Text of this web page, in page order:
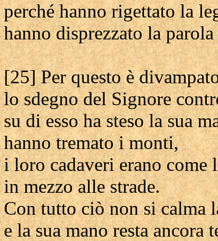
perché hanno rigettato la
hanno disprezzato la
[25] Per questo è
lo sdegno del Signore
su di esso ha steso la sua
hanno tremato i monti,
i loro cadaveri erano come
in mezzo alle strade.
Con tutto ciò non si calma
e la sua mano resta ancora